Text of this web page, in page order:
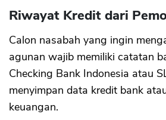
Riwayat Kredit dari
Calon nasabah yang ingin
agunan wajib memiliki catatan
Checking Bank Indonesia atau
menyimpan data kredit bank
keuangan.